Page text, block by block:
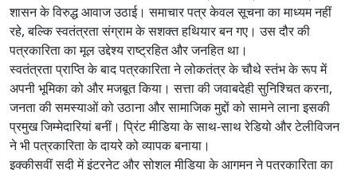
शासन के विरुद्ध आवाज उठाई। समाचार पत्र केवल सूचना का माध्यम नहीं
रहे, बल्कि स्वतंत्रता संग्राम के सशक्त हथियार बन गए। उस दौर की
पत्रकारिता का मूल उद्देश्य राष्ट्रहित और जनहित था।
स्वतंत्रता प्राप्ति के बाद पत्रकारिता ने लोकतंत्र के चौथे स्तंभ के रूप में
अपनी भूमिका को और मजबूत किया। सत्ता की जवाबदेही सुनिश्चित करना,
जनता की समस्याओं को उठाना और सामाजिक मुद्दों को सामने लाना इसकी
प्रमुख जिम्मेदारियां बनीं। प्रिंट मीडिया के साथ-साथ रेडियो और टेलीविजन
ने भी पत्रकारिता के दायरे को व्यापक बनाया।
इक्कीसवीं सदी में इंटरनेट और सोशल मीडिया के आगमन ने पत्रकारिता का